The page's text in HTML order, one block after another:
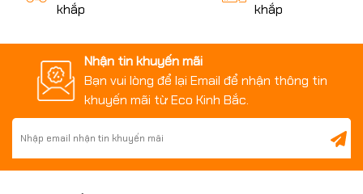
khắp
khắp
Nhận tin khuyến mãi
Bạn vui lòng để lại Email để nhận thông tin
khuyến mãi từ Eco Kinh Bắc.